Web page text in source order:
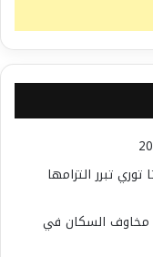
تبرر التزامها
السكان في